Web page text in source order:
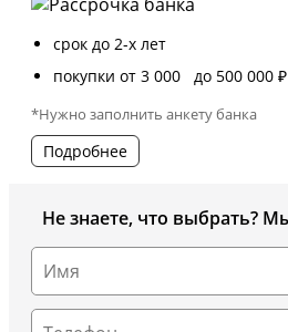
срок до 2-х лет
покупки от 3 000 до 500 000 ₽
*Нужно заполнить анкету банка
Подробнее
Не знаете, что выбрать?